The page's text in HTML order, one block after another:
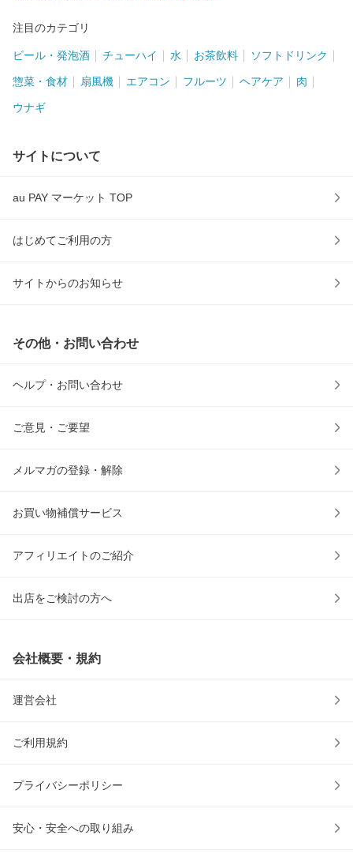
注目のカテゴリ
ビール・発泡酒 チューハイ 水 お茶飲料 ソフトドリンク
惣菜・食材 扇風機 エアコン フルーツ ヘアケア 肉
ウナギ
サイトについて
au PAY マーケット TOP
はじめてご利用の方
サイトからのお知らせ
その他・お問い合わせ
ヘルプ・お問い合わせ
ご意見・ご要望
メルマガの登録・解除
お買い物補償サービス
アフィリエイトのご紹介
出店をご検討の方へ
会社概要・規約
運営会社
ご利用規約
プライバシーポリシー
安心・安全への取り組み